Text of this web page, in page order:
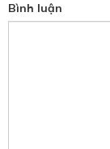
Bình luận